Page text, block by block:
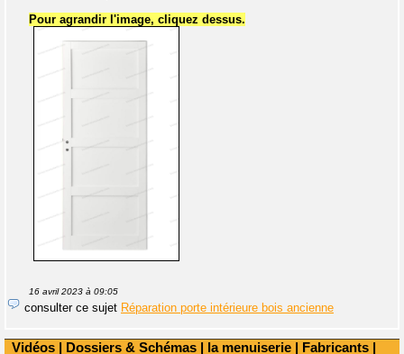
Vidéos | Dossiers & Schémas | la menuiserie | Fabricants |
Pour agrandir l'image, cliquez dessus.
16 avril 2023 à 09:05
consulter ce sujet Réparation porte intérieure bois ancienne